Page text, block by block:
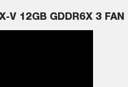
V 12GB GDDR6X 3 FAN